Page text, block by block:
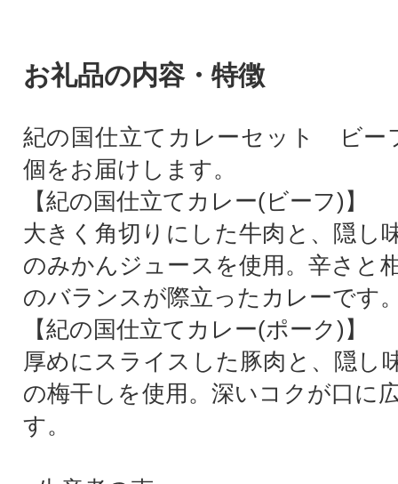
お礼品の内容・特徴
紀の国仕立てカレーセット ビー
個をお届けします。
【紀の国仕立てカレー(ビーフ)】
大きく角切りにした牛肉と、隠し
のみかんジュースを使用。辛さと
のバランスが際立ったカレーです
【紀の国仕立てカレー(ポーク)】
厚めにスライスした豚肉と、隠し
の梅干しを使用。深いコクが口に
す。